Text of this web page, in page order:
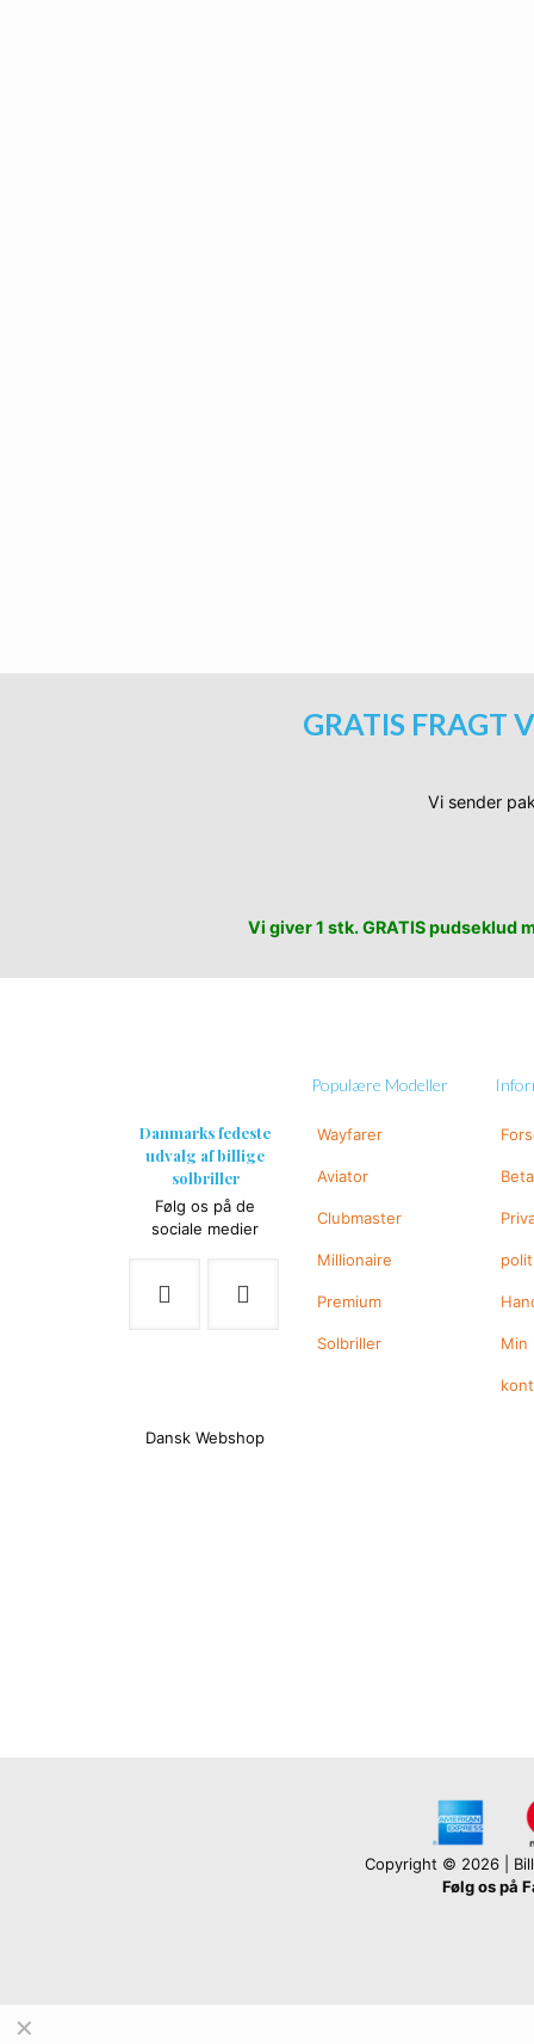
GRATIS FRAGT
Vi sender
Vi giver 1 stk. GRATIS
Danmarks fedeste
udvalg af billige
solbriller
Følg os på de
sociale medier
Dansk Webshop
Populære Modeller
Wayfarer
Aviator
Clubmaster
Millionaire
Premium
Solbriller Min
Copyright © 2026 |
Følg os på
✕